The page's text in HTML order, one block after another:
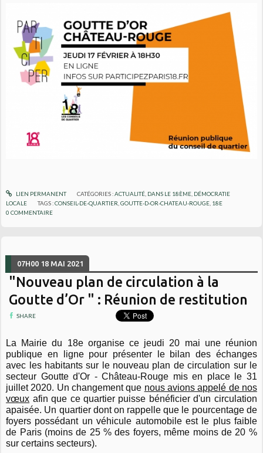
LIEN PERMANENT CATÉGORIES :ACTUALITÉ, DANS LE 18ÈME, DÉMOCRATIE
LOCALE
TAGS :CONSEIL-DE-QUARTIER ,GOUTTE-D-OR-CHATEAU-ROUGE 18E
0 COMMENTAIRE
07H00 18 MAI 2021
"Nouveau plan de circulation à la
Goutte d’Or " : Réunion de restitution
SHARE
La Mairie du 18e organise ce jeudi 20 mai une réunion
publique en ligne pour présenter le bilan des échanges
avec les habitants sur le nouveau plan de circulation sur le
secteur Goutte d'Or - Château-Rouge mis en place le 31
juillet 2020. Un changement que nous avions appelé de nos
vœux afin que ce quartier puisse bénéficier d'un circulation
apaisée. Un quartier dont on rappelle que le pourcentage de
foyers possédant un véhicule automobile est le plus faible
de Paris (moins de 25 % des foyers, même moins de 20 %
sur certains secteurs).